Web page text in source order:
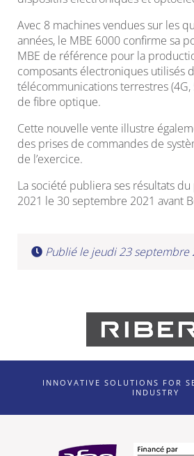
Avec 8 machines vendues sur les
années, le MBE 6000 confirme sa
MBE de référence pour la
composants électroniques utilisés
télécommunications terrestres (4G,
de fibre optique.
Cette nouvelle vente illustre
des prises de commandes de
de l’exercice.
La société publiera ses résultats
2021 le 30 septembre 2021 avant
Publié le jeudi 23 septembre
INNOVATIVE SOLUTIONS FOR
INDUSTRY